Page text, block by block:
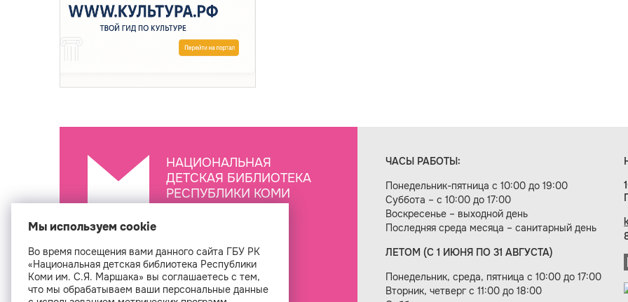
НАЦИОНАЛЬНАЯ
ДЕТСКАЯ БИБЛИОТЕКА
РЕСПУБЛИКИ КОМИ
ЧАСЫ РАБОТЫ:
Понедельник-пятница с 10:00 до 19:00
Суббота – с 10:00 до 17:00
Воскресенье – выходной день
Последняя среда месяца – санитарный день
ЛЕТОМ (С 1 ИЮНЯ ПО 31 АВГУСТА)
Понедельник, среда, пятница с 10:00 до 17:00
Вторник, четверг с 11:00 до 18:00
Создание сайта — веб-студия «Цифровой век»
Мы используем cookie
Во время посещения вами данного сайта ГБУ РК
«Национальная детская библиотека Республики
Коми им. С.Я. Маршака» вы соглашаетесь с тем,
что мы обрабатываем ваши персональные данные